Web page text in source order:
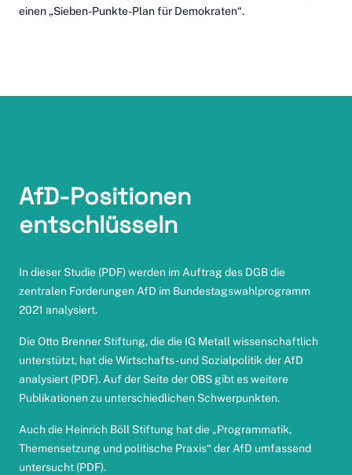
einen„Sieben-Punkte-Plan für Demokraten“.
AfD-Positionen
entschlüsseln
Indieser Studie (PDF) werden im Auftrag des DGB die
zentralen Forderungen AfD im Bundestagswahlprogramm
2021 analysiert.
Die Otto Brenner Stiftung, die die IG Metall wissenschaftlich
unterstützt, hat dieWirtschafts- und Sozialpolitik der AfD
analysiert (PDF). Auf der Seite derOBS gibt es weitere
Publikationen zu unterschiedlichen Schwerpunkten.
Auch die Heinrich Böll Stiftung hat die „Programmatik,
Themensetzung und politische Praxis“ der AfD umfassend
untersucht (PDF).